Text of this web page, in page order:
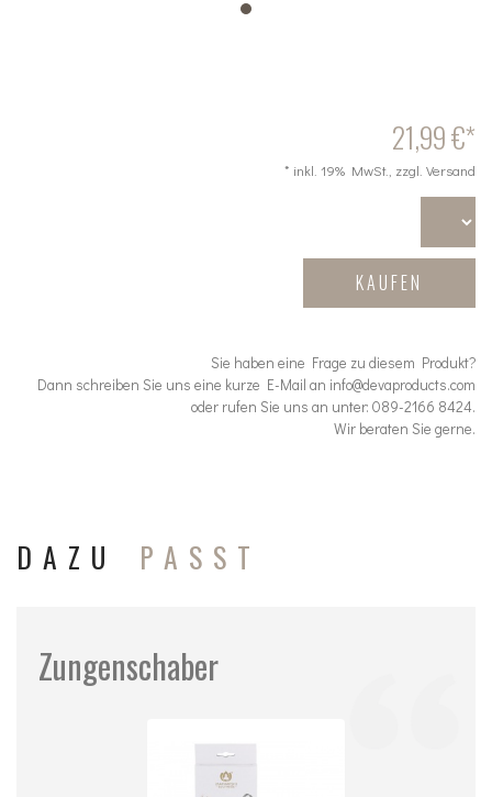
21,99 €*
* inkl. 19% MwSt., zzgl. Versand
KAUFEN
Sie haben eine Frage zu diesem Produkt?
Dann schreiben Sie uns eine kurze E-Mail an info@devaproducts.com
oder rufen Sie uns an unter: 089-2166 8424.
Wir beraten Sie gerne.
DAZU PASST
Zungenschaber